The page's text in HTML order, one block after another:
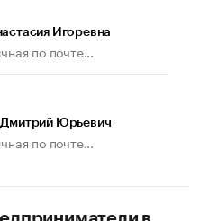
иначе». Как живет глава
Игоревна
по почте...
Юрьевич
по почте...